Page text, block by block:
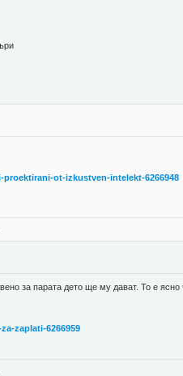
ot-izkustven-intelekt-6266948
за парата дето ще му дават. То е
zaplati-6266959